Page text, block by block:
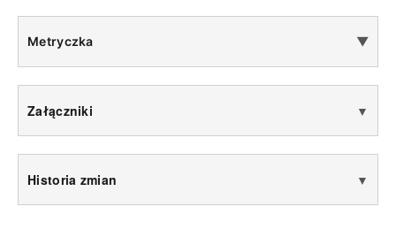
Metryczka ▼
Załączniki ▼
Historia zmian ▼